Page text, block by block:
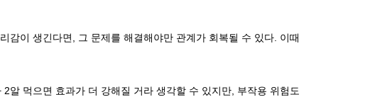
감이 생긴다면, 그 문제를 해결해야만 관계가 회복될 수 있다. 이때
알 먹으면 효과가 더 강해질 거라 생각할 수 있지만, 부작용 위험도